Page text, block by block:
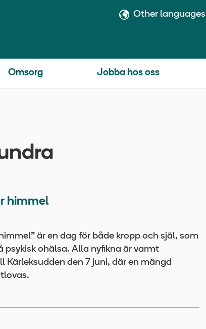
Other languages
Omsorg Jobba hos oss
himmel
är en dag för både kropp och själ, som
psykisk ohälsa. Alla nyfikna är varmt
Kärleksudden den 7 juni, där en mängd